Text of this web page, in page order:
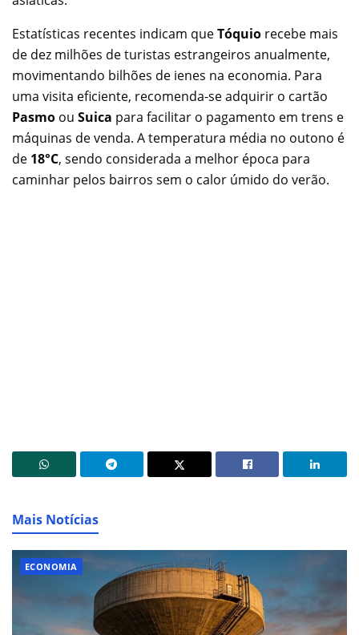
Estatísticas recentes indicam queTóquio recebe mais
de dez milhões de turistas estrangeiros anualmente,
movimentando bilhões de ienes na economia. Para
uma visita eficiente, recomenda-se adquirir o cartão
Pasmo ou Suica para facilitar o pagamento em trens e
máquinas de venda. A temperatura média no outono é
de 18°C, sendo considerada a melhor época para
caminhar pelos bairros sem o calor úmido do verão.
Mais Notícias
ECONOMIA